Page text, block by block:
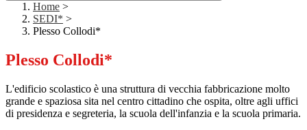
Home >
SEDI* >
Plesso Collodi*
Plesso Collodi*
L'edificio scolastico è una struttura di vecchia fabbricazione molto
grande e spaziosa sita nel centro cittadino che ospita, oltre agli uffici
di presidenza e segreteria, la scuola dell'infanzia e la scuola primaria.